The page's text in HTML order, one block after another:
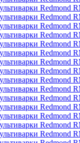
Redmond
Redmond
Redmond
Redmond
Redmond
Redmond
Redmond
Redmond
Redmond
Redmond
Redmond
Redmond
Redmond
Redmond
Redmond